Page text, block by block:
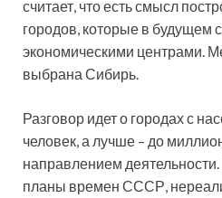
считает, что есть смысл
городов, которые в будущем
экономическими центрами.
выбрана Сибирь.
Разговор идет о городах с
человек, а лучше – до
направлением
планы времен СССР,